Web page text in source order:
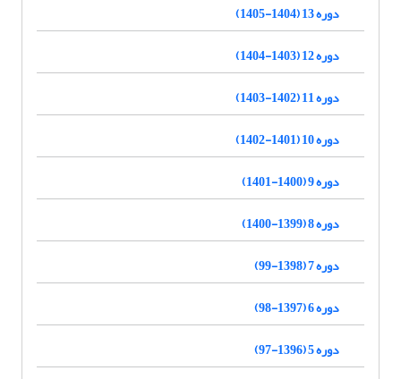
دوره 13 (1404-1405)
دوره 12 (1403-1404)
دوره 11 (1402-1403)
دوره 10 (1401-1402)
دوره 9 (1400-1401)
دوره 8 (1399-1400)
دوره 7 (1398-99)
دوره 6 (1397-98)
دوره 5 (1396-97)